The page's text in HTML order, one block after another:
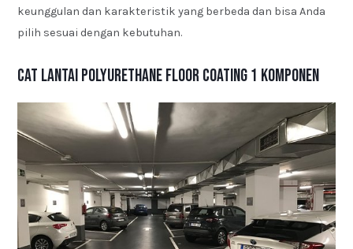
keunggulan dan karakteristik yang berbeda dan bisa Anda
pilih sesuai dengan kebutuhan.
Cat Lantai Polyurethane Floor Coating 1 Komponen